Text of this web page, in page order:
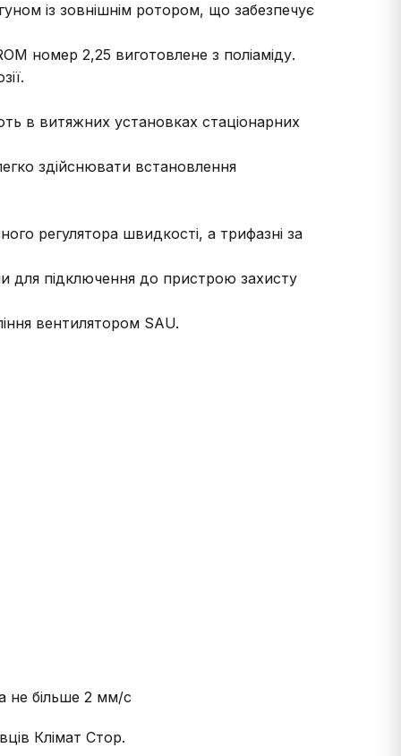
із зовнішнім ротором, що забезпечує
номер 2,25 виготовлене з поліаміду.
в витяжних установках стаціонарних
здійснювати встановлення
регулятора швидкості, а трифазні за
для підключення до пристрою захисту
вентилятором SAU.
не більше 2 мм/с
Клімат Стор.